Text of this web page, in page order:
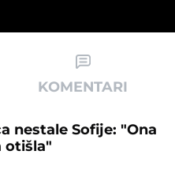
KOMENTARI
nestale Sofije: "Ona
otišla"